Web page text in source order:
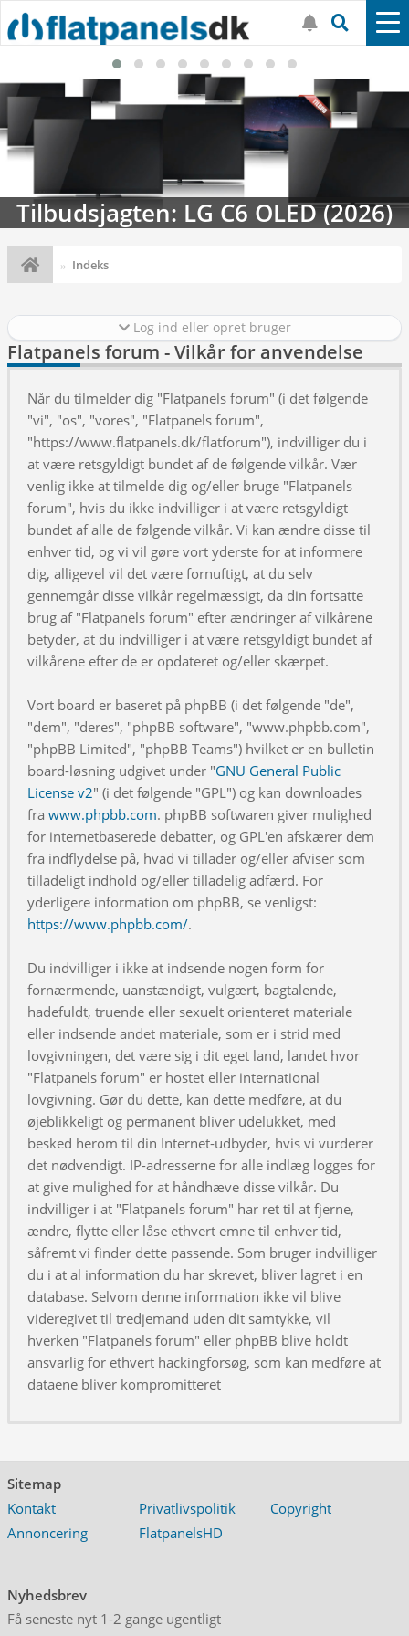
Tilbudsjagten: LG C6 OLED (2026)
Indeks
Log ind eller opret bruger
Flatpanels forum - Vilkår for anvendelse
Når du tilmelder dig "Flatpanels forum" (i det følgende
"vi", "os", "vores", "Flatpanels forum",
"https://www.flatpanels.dk/flatforum"), indvilliger du i
at være retsgyldigt bundet af de følgende vilkår. Vær
venlig ikke at tilmelde dig og/eller bruge "Flatpanels
forum", hvis du ikke indvilliger i at være retsgyldigt
bundet af alle de følgende vilkår. Vi kan ændre disse til
enhver tid, og vi vil gøre vort yderste for at informere
dig, alligevel vil det være fornuftigt, at du selv
gennemgår disse vilkår regelmæssigt, da din fortsatte
brug af "Flatpanels forum" efter ændringer af vilkårene
betyder, at du indvilliger i at være retsgyldigt bundet af
vilkårene efter de er opdateret og/eller skærpet.
Vort board er baseret på phpBB (i det følgende "de",
"dem", "deres", "phpBB software", "www.phpbb.com",
"phpBB Limited", "phpBB Teams") hvilket er en bulletin
board-løsning udgivet under "GNU General Public
License v2" (i det følgende "GPL") og kan downloades
fra www.phpbb.com. phpBB softwaren giver mulighed
for internetbaserede debatter, og GPL'en afskærer dem
fra indflydelse på, hvad vi tillader og/eller afviser som
tilladeligt indhold og/eller tilladelig adfærd. For
yderligere information om phpBB, se venligst:
https://www.phpbb.com/.
Du indvilliger i ikke at indsende nogen form for
fornærmende, uanstændigt, vulgært, bagtalende,
hadefuldt, truende eller sexuelt orienteret materiale
eller indsende andet materiale, som er i strid med
lovgivningen, det være sig i dit eget land, landet hvor
"Flatpanels forum" er hostet eller international
lovgivning. Gør du dette, kan dette medføre, at du
øjeblikkeligt og permanent bliver udelukket, med
besked herom til din Internet-udbyder, hvis vi vurderer
det nødvendigt. IP-adresserne for alle indlæg logges for
at give mulighed for at håndhæve disse vilkår. Du
indvilliger i at "Flatpanels forum" har ret til at fjerne,
ændre, flytte eller låse ethvert emne til enhver tid,
såfremt vi finder dette passende. Som bruger indvilliger
du i at al information du har skrevet, bliver lagret i en
database. Selvom denne information ikke vil blive
videregivet til tredjemand uden dit samtykke, vil
hverken "Flatpanels forum" eller phpBB blive holdt
ansvarlig for ethvert hackingforsøg, som kan medføre at
dataene bliver kompromitteret
Sitemap
Kontakt
Privatlivspolitik
Copyright
Annoncering
FlatpanelsHD
Nyhedsbrev
Få seneste nyt 1-2 gange ugentligt